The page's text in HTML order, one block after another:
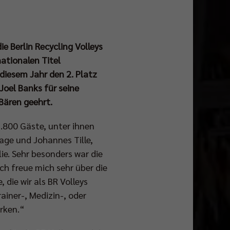
Berlin Recycling Volleys
Titel
Jahr den 2. Platz
Banks für seine
geehrt.
Gäste, unter ihnen
und Johannes Tille,
Sehr besonders war die
freue mich sehr über die
wir als BR Volleys
, Medizin-, oder